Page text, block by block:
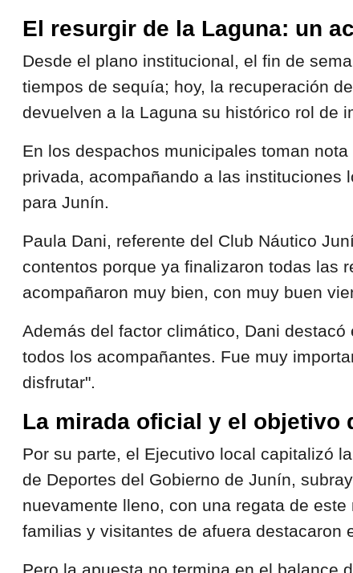
El resurgir de la Laguna: un
Desde el plano institucional, el fin de
tiempos de sequía; hoy, la recuperación
devuelven a la Laguna su histórico rol de
En los despachos municipales toman
privada, acompañando a las instituciones
para Junín.
Paula Dani, referente del Club Náutico
contentos porque ya finalizaron todas las
acompañaron muy bien, con muy buen
Además del factor climático, Dani
todos los acompañantes. Fue muy
disfrutar".
La mirada oficial y el objetivo
Por su parte, el Ejecutivo local capitalizó
de Deportes del Gobierno de Junín,
nuevamente lleno, con una regata de
familias y visitantes de afuera destacaron